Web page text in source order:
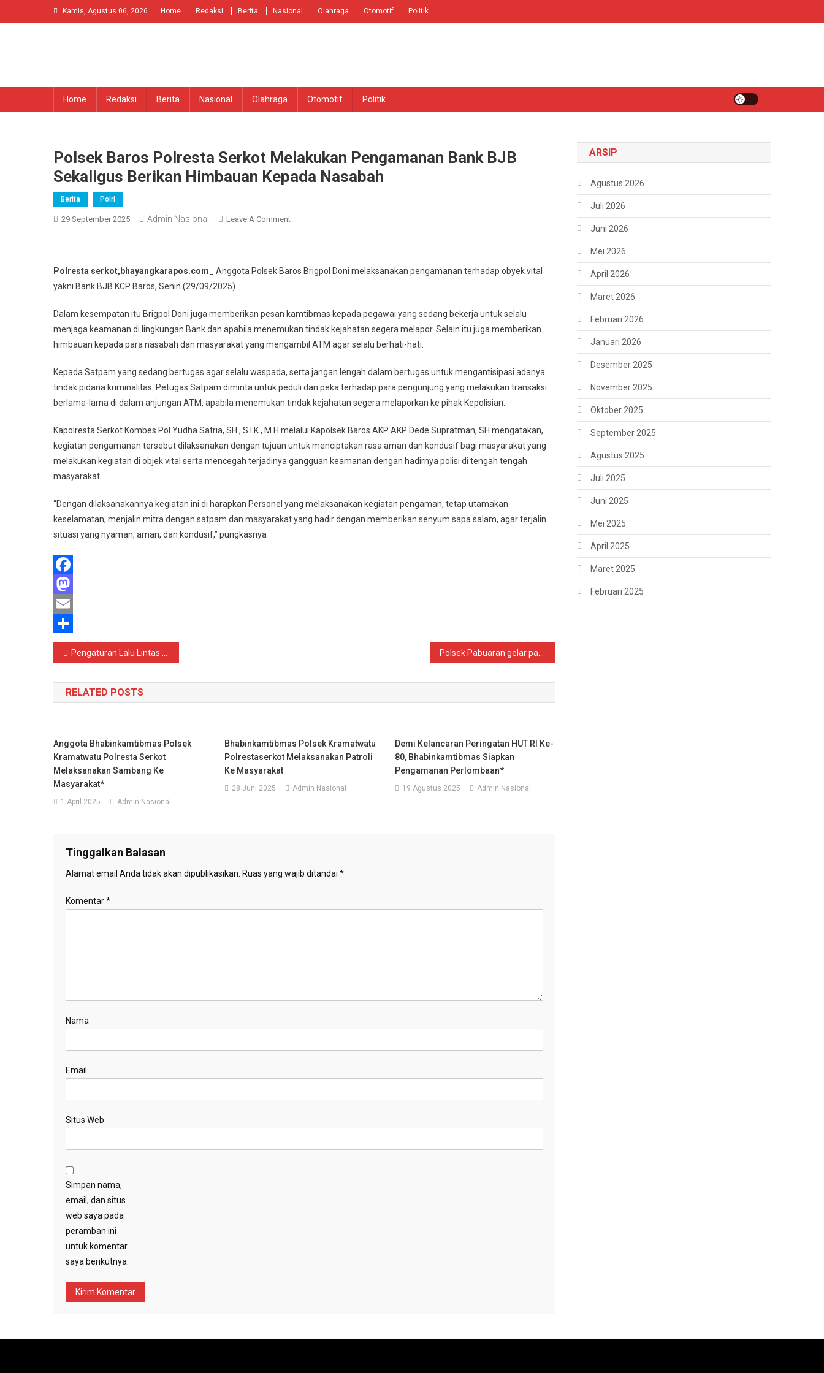
to
Kamis, Agustus 06, 2026 Home Redaksi Berita Nasional Olahraga Otomotif Politik
Home Redaksi Berita Nasional Olahraga Otomotif Politik
Polsek Baros Polresta Serkot Melakukan Pengamanan Bank BJB
Sekaligus Berikan Himbauan Kepada Nasabah
Berita Polri
29 September 2025 Admin Nasional Leave A CommentOn
Serkot
Bank
BJB
Sekaligus
Himbauan
Kepada
Nasabah
Polresta serkot,bhayangkarapos.com _ Anggota Polsek Baros Brigpol Doni melaksanakan pengamanan terhadap obyek vital
yakni Bank BJB KCP Baros, Senin (29/09/2025) .
Dalam kesempatan itu Brigpol Doni juga memberikan pesan kamtibmas kepada pegawai yang sedang bekerja untuk selalu
menjaga keamanan di lingkungan Bank dan apabila menemukan tindak kejahatan segera melapor. Selain itu juga memberikan
himbauan kepada para nasabah dan masyarakat yang mengambil ATM agar selalu berhati-hati.
Kepada Satpam yang sedang bertugas agar selalu waspada, serta jangan lengah dalam bertugas untuk mengantisipasi adanya
tindak pidana kriminalitas. Petugas Satpam diminta untuk peduli dan peka terhadap para pengunjung yang melakukan transaksi
berlama-lama di dalam anjungan ATM, apabila menemukan tindak kejahatan segera melaporkan ke pihak Kepolisian.
Kapolresta Serkot Kombes Pol Yudha Satria, SH., S.I.K., M.H melalui Kapolsek Baros AKP AKP Dede Supratman, SH mengatakan,
kegiatan pengamanan tersebut dilaksanakan dengan tujuan untuk menciptakan rasa aman dan kondusif bagi masyarakat yang
melakukan kegiatan di objek vital serta mencegah terjadinya gangguan keamanan dengan hadirnya polisi di tengah tengah
masyarakat.
“Dengan dilaksanakannya kegiatan ini di harapkan Personel yang melaksanakan kegiatan pengaman, tetap utamakan
keselamatan, menjalin mitra dengan satpam dan masyarakat yang hadir dengan memberikan senyum sapa salam, agar terjalin
situasi yang nyaman, aman, dan kondusif,” pungkasnya
Facebook
Mastodon
Email
Share
Navigasi
pos
Pengaturan Lalu Lintas Di Pagi Hari, Bentuk Pelayanan Polsek Baros Polresta Serkot Kepada Masyarakat
RELATED POSTS
Anggota Bhabinkamtibmas Polsek
Kramatwatu Polresta Serkot
Melaksanakan Sambang Ke
Masyarakat*
1 April 2025 Admin Nasional
Bhabinkamtibmas Polsek Kramatwatu
Polrestaserkot Melaksanakan Patroli
Ke Masyarakat
28 Juni 2025 Admin Nasional
Demi Kelancaran Peringatan HUT RI Ke-
80, Bhabinkamtibmas Siapkan
Pengamanan Perlombaan*
19 Agustus 2025 Admin Nasional
Tinggalkan Balasan
Alamat email Anda tidak akan dipublikasikan. Ruas yang wajib ditandai *
Komentar*
Nama
Email
Situs Web
Simpan nama,
email, dan situs
web saya pada
peramban ini
untuk komentar
saya berikutnya.
ARSIP
Agustus 2026
Juli 2026
Juni 2026
Mei 2026
April 2026
Maret 2026
Februari 2026
Januari 2026
Desember 2025
November 2025
Oktober 2025
September 2025
Agustus 2025
Juli 2025
Juni 2025
Mei 2025
April 2025
Maret 2025
Februari 2025